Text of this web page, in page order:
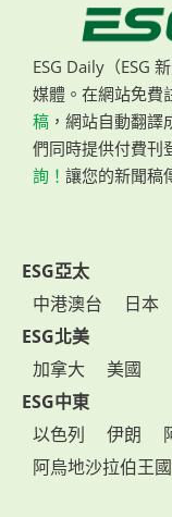
ESG Daily（ESG
媒體。在網站免費
稿 ，網站自動翻
們同時提供付費刊
詢！ 讓您的新聞稿
ESG亞太
中港澳台
日本
ESG北美
加拿大
美國
ESG中東
以色列
伊朗
阿烏地沙拉伯王國